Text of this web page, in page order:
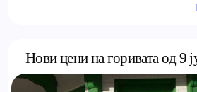
Нови цени на горивата од 9